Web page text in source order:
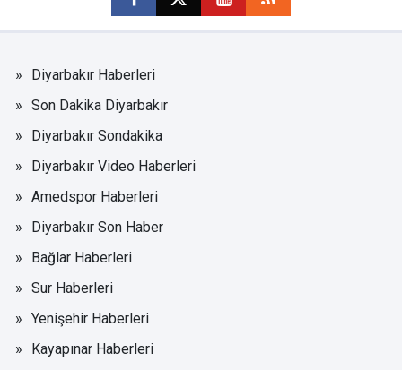
Diyarbakır Haberleri
Son Dakika Diyarbakır
Diyarbakır Sondakika
Diyarbakır Video Haberleri
Amedspor Haberleri
Diyarbakır Son Haber
Bağlar Haberleri
Sur Haberleri
Yenişehir Haberleri
Kayapınar Haberleri